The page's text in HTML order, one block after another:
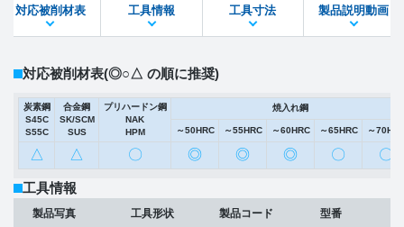
STEPファイル DXFファイル
対応被削材表 工具情報 工具寸法 製品説明動画
対応被削材表(◎○△ の順に推奨)
炭素鋼
S45C
S55C
合金鋼
SK/SCM
SUS
プリハードン鋼
NAK
HPM
焼入れ鋼
～50HRC ～55HRC ～60HRC ～65HRC ～
△ △ 〇 ◎ ◎ ◎ 〇 〇
工具情報
製品写真 工具形状 製品コード 型番